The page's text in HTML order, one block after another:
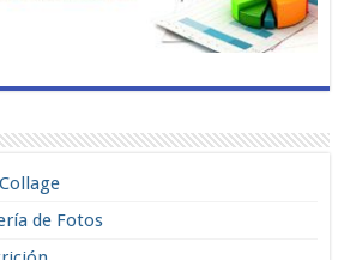
de Fotos